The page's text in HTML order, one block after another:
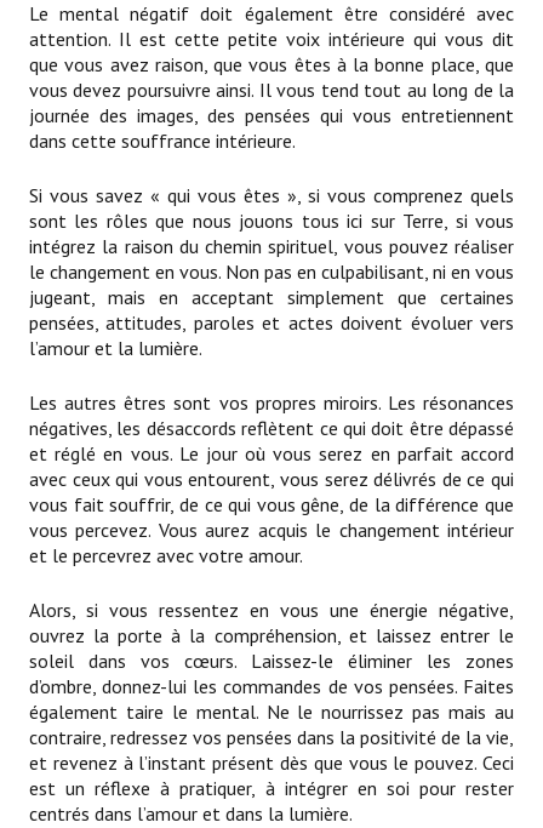
Le mental négatif doit également être considéré avec
attention. Il est cette petite voix intérieure qui vous dit
que vous avez raison, que vous êtes à la bonne place, que
vous devez poursuivre ainsi. Il vous tend tout au long de la
journée des images, des pensées qui vous entretiennent
dans cette souffrance intérieure.
Si vous savez « qui vous êtes », si vous comprenez quels
sont les rôles que nous jouons tous ici sur Terre, si vous
intégrez la raison du chemin spirituel, vous pouvez réaliser
le changement en vous. Non pas en culpabilisant, ni en vous
jugeant, mais en acceptant simplement que certaines
pensées, attitudes, paroles et actes doivent évoluer vers
l’amour et la lumière.
Les autres êtres sont vos propres miroirs. Les résonances
négatives, les désaccords reflètent ce qui doit être dépassé
et réglé en vous. Le jour où vous serez en parfait accord
avec ceux qui vous entourent, vous serez délivrés de ce qui
vous fait souffrir, de ce qui vous gêne, de la différence que
vous percevez. Vous aurez acquis le changement intérieur
et le percevrez avec votre amour.
Alors, si vous ressentez en vous une énergie négative,
ouvrez la porte à la compréhension, et laissez entrer le
soleil dans vos cœurs. Laissez-le éliminer les zones
d’ombre, donnez-lui les commandes de vos pensées. Faites
également taire le mental. Ne le nourrissez pas mais au
contraire, redressez vos pensées dans la positivité de la vie,
et revenez à l’instant présent dès que vous le pouvez. Ceci
est un réflexe à pratiquer, à intégrer en soi pour rester
centrés dans l’amour et dans la lumière.